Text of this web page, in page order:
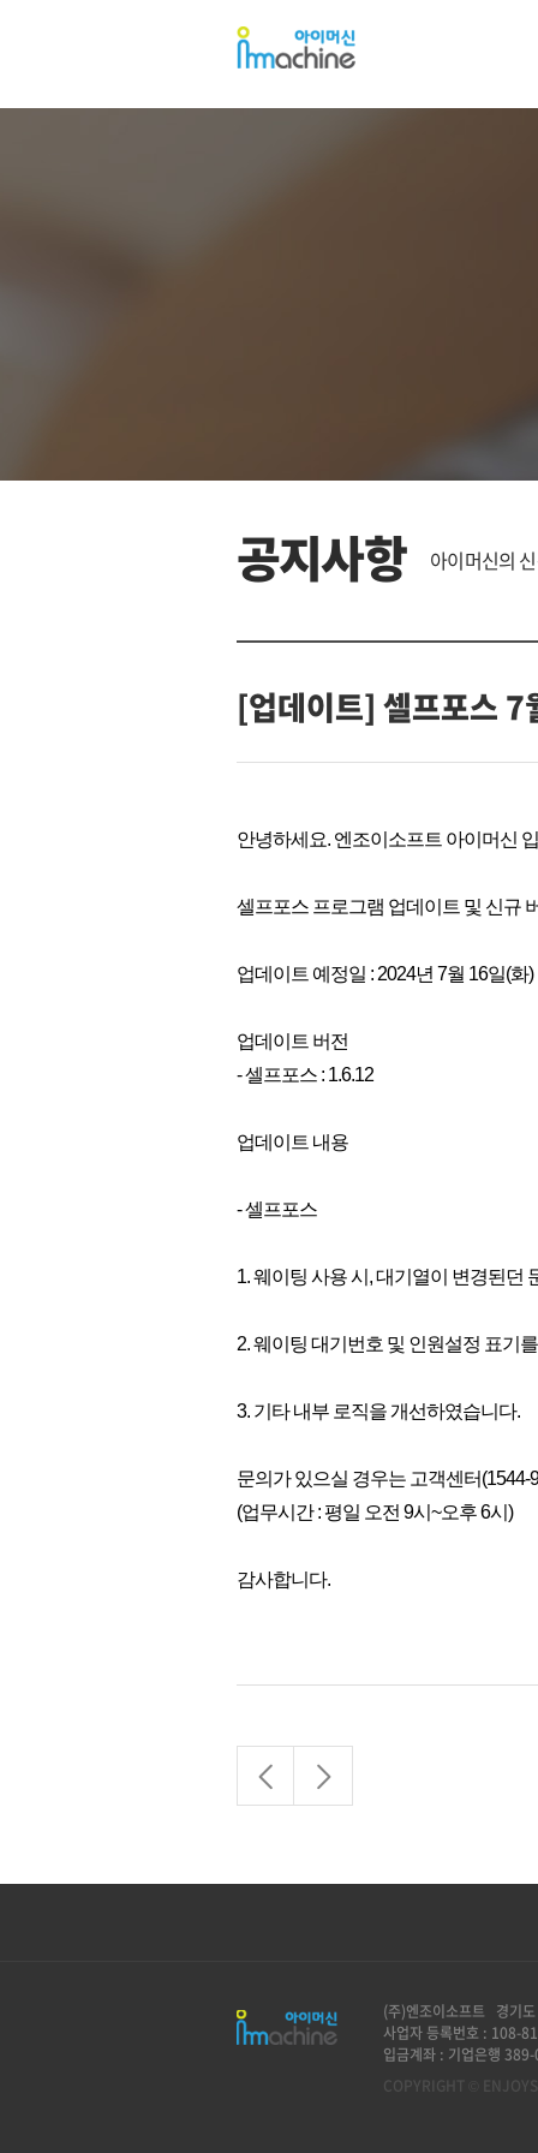
아
이
이
공지사항 아이머신의
[업데이트] 셀프포스 7
안녕하세요. 엔조이소프트 아이머신
셀프포스 프로그램 업데이트 및 신규
업데이트 예정일 : 2024년 7월 16일(화
업데이트 버전
- 셀프포스 : 1.6.12
업데이트 내용
- 셀프포스
1. 웨이팅 사용 시, 대기열이 변경된던
2. 웨이팅 대기번호 및 인원설정 표기
3. 기타 내부 로직을 개선하였습니다.
문의가 있으실 경우는 고객센터
(업무시간 : 평일 오전 9시~오후 6시)
감사합니다.
(주)엔조이소프트 경기
사업자 등록번호 : 108-
입금계좌 : 기업은행
COPYRIGHT ©